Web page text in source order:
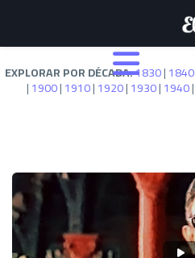
EXPLORAR POR DÉCADA:1830|1840
|1900|1910|1920|1930|1940|